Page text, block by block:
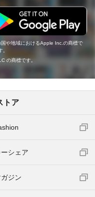
や地域におけるApple Inc.の商標で
の商標です。
トア
シェア
ジン